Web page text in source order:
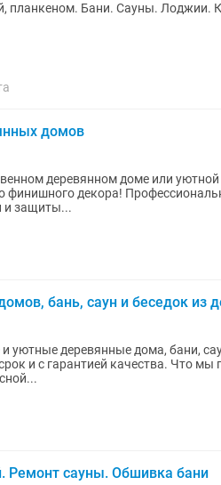
планкеном. Бани. Сауны. Лоджии.
домов
деревянном доме или
финишного декора!
и защиты...
бань, саун и беседок из
уютные деревянные дома, бани,
и с гарантией качества. Что
Ремонт сауны. Обшивка бани